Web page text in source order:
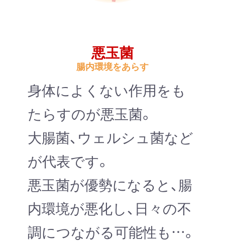
悪玉菌
腸内環境をあらす
身体によくない作用をも
たらすのが悪玉菌。
大腸菌、ウェルシュ菌など
が代表です。
悪玉菌が優勢になると、腸
内環境が悪化し、日々の不
調につながる可能性も…。